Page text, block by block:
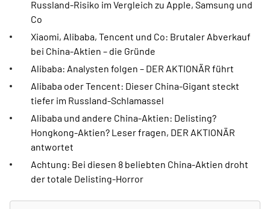
Russland-Risiko im Vergleich zu Apple, Samsung und
Co
Xiaomi, Alibaba, Tencent und Co: Brutaler Abverkauf
bei China-Aktien – die Gründe
Alibaba: Analysten folgen – DER AKTIONÄR führt
Alibaba oder Tencent: Dieser China-Gigant steckt
tiefer im Russland-Schlamassel
Alibaba und andere China-Aktien: Delisting?
Hongkong-Aktien? Leser fragen, DER AKTIONÄR
antwortet
Achtung: Bei diesen 8 beliebten China-Aktien droht
der totale Delisting-Horror